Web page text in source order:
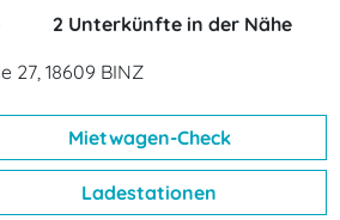
2 Unterkünfte in der Nähe
27, 18609 BINZ
Mietwagen-Check
Ladestationen